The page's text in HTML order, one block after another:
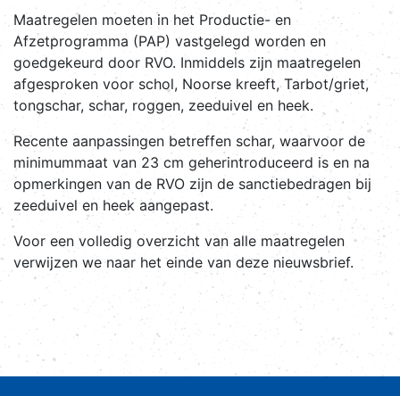
Maatregelen moeten in het Productie- en
Afzetprogramma (PAP) vastgelegd worden en
goedgekeurd door RVO. Inmiddels zijn maatregelen
afgesproken voor schol, Noorse kreeft, Tarbot/griet,
tongschar, schar, roggen, zeeduivel en heek.
Recente aanpassingen betreffen schar, waarvoor de
minimummaat van 23 cm geherintroduceerd is en na
opmerkingen van de RVO zijn de sanctiebedragen bij
zeeduivel en heek aangepast.
Voor een volledig overzicht van alle maatregelen
verwijzen we naar het einde van deze nieuwsbrief.